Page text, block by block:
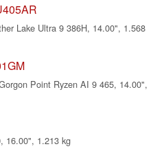
Lake Ultra 9 386H, 14.00", 1.568
Point Ryzen AI 9 465, 14.00",
16.00", 1.213 kg